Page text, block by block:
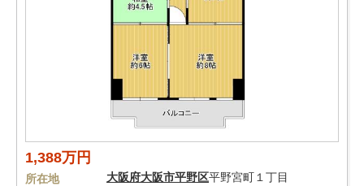
1,388万円
所在地 大阪府大阪市平野区平野宮町１丁目